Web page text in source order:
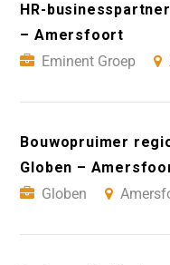
HR-
– Amersfoort
Eminent Groep
Bouwopruimer
Globen –
Globen